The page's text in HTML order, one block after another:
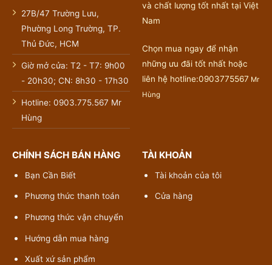
27B/47 Trường Lưu,
Phường Long Trường, TP.
Thủ Đức, HCM
Giờ mở cửa: T2 - T7: 9h00
- 20h30; CN: 8h30 - 17h30
Hotline: 0903.775.567 Mr
Hùng
và chất lượng tốt nhất tại Việt
Nam
Chọn mua ngay để nhận
những ưu đãi tốt nhất hoặc
liên hệ hotline:0903775567 Mr
Hùng
CHÍNH SÁCH BÁN HÀNG
Bạn Cần Biết
Phương thức thanh toán
Phương thức vận chuyển
Hướng dẫn mua hàng
Xuất xứ sản phẩm
TÀI KHOẢN
Tài khoản của tôi
Cửa hàng